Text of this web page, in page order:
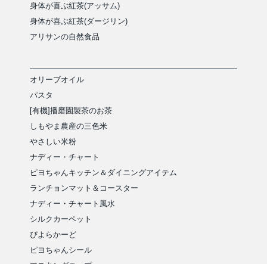
身体が喜ぶ紅茶(アッサム)
身体が喜ぶ紅茶(ダージリン)
アリサンの自然食品
オリーブオイル
パスタ
[有機]播磨園製茶のお茶
しもやま農産の三色米
やさしい米粉
ナディー・チャート
ピヨちゃんキッチン＆ダイニングアイテム
ランチョンマット＆コースター
ナディー・チャート風水
シルクカーペット
ぴよらかーど
ピヨちゃんシール